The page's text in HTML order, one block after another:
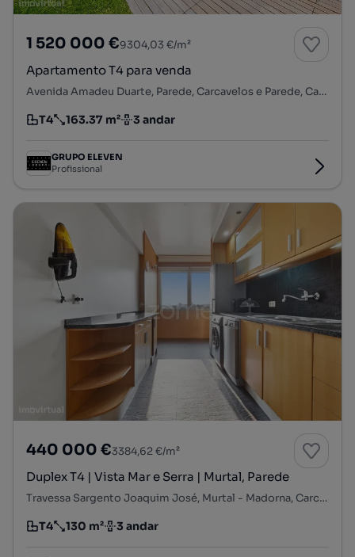
1 520 000 €9304,03 €/m²
Apartamento T4 para venda
Avenida Amadeu Duarte, Parede, Carcavelos e Parede, Cascais, Lisboa
Tipologia
T4
Preço por metro quadrado
163.37 m²
Andar 3 andar
GRUPO ELEVEN
Profissional
440 000 €3384,62 €/m²
Duplex T4 | Vista Mar e Serra | Murtal, Parede
Travessa Sargento Joaquim José, Murtal - Madorna, Carcavelos e Parede, Cascais, Lisboa
Tipologia
T4
Preço por metro quadrado
130 m²
Andar 3 andar